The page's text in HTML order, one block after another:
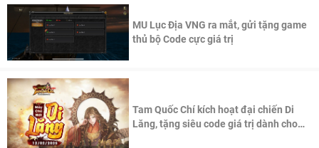
MU Lục Địa VNG ra mắt, gửi tặng game
thủ bộ Code cực giá trị
Tam Quốc Chí kích hoạt đại chiến Di
Lăng, tặng siêu code giá trị dành cho